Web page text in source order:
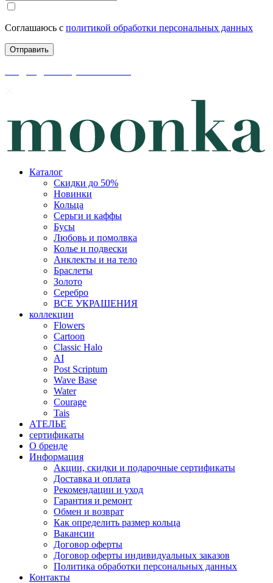
Соглашаюсь с политикой обработки персональных данных
Каталог
Скидки до 50%
Новинки
Кольца
Серьги и каффы
Бусы
Любовь и помолвка
Колье и подвески
Анклекты и на тело
Браслеты
Золото
Серебро
ВСЕ УКРАШЕНИЯ
коллекции
Flowers
Cartoon
Classic Halo
AI
Post Scriptum
Wave Base
Water
Courage
Tais
АТЕЛЬЕ
сертификаты
О бренде
Информация
Акции, скидки и подарочные сертификаты
Доставка и оплата
Рекомендации и уход
Гарантия и ремонт
Обмен и возврат
Как определить размер кольца
Вакансии
Договор оферты
Договор оферты индивидуальных заказов
Политика обработки персональных данных
Контакты